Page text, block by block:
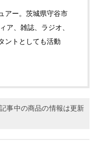
アー。茨城県守谷市
ア、雑誌、ラジオ、
ントとしても活動
事中の商品の情報は更新